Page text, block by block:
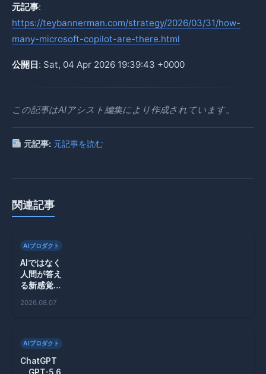
元記事:
https://teybannerman.com/strategy/2026/03/31/how-
many-microsoft-copilot-are-there.html
公開日: Sat, 04 Apr 2026 19:39:43 +0000
この記事はAIアシスト編集により作成されています。
元記事: 元記事を読む
関連記事
AIプロダクト
AIではなく
人間が答え
る新感覚チ
ト
2026.08.07
AIプロダクト
ChatGPT